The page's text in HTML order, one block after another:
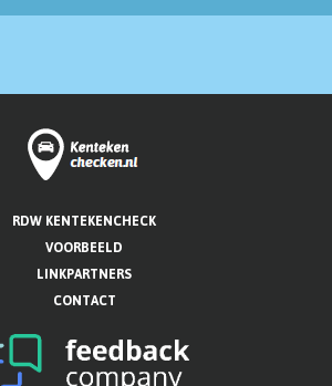
RDW KENTEKENCHECK
VOORBEELD
LINKPARTNERS
CONTACT